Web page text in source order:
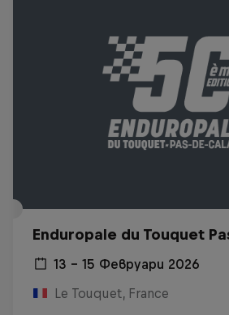
Enduropale du Touquet
13 – 15 Февруари 2026
Le Touquet, France